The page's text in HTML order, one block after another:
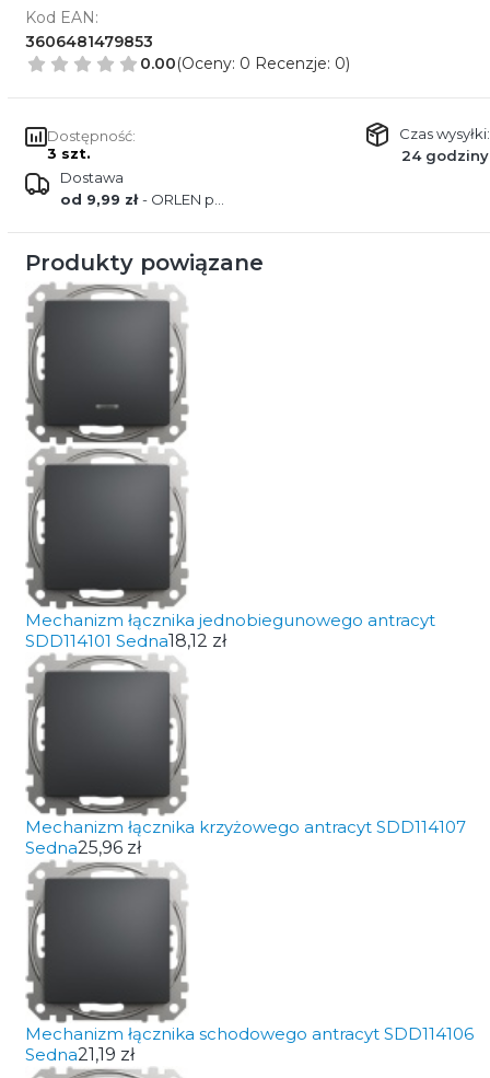
Kod EAN:
3606481479853
0.00(Oceny: 0 Recenzje: 0)
Dostępność:
3 szt.
Czas wysyłki:
24 godziny
Dostawa
od 9,99 zł- ORLEN paczka
Produkty powiązane
Mechanizm łącznika jednobiegunowego antracyt
SDD114101 Sedna18,12 zł
Mechanizm łącznika krzyżowego antracyt SDD114107
Sedna25,96 zł
Mechanizm łącznika schodowego antracyt SDD114106
Sedna21,19 zł